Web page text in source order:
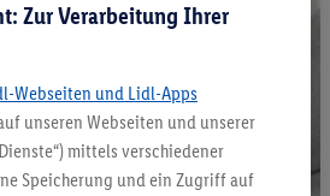
Zur Verarbeitung Ihrer
Webseiten und Lidl-Apps
unseren Webseiten und unserer
mittels verschiedener
Speicherung und ein Zugriff auf